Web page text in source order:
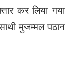
कर लिया गया
मुजम्मल पठान